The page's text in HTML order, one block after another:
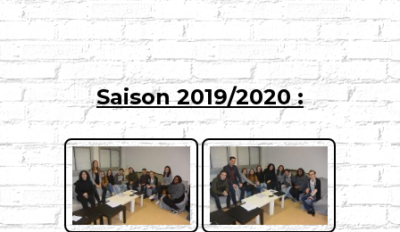
Saison 2019/2020 :